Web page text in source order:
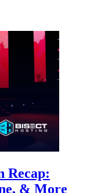
Recap:
& More